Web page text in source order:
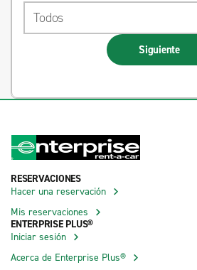
Todos
Siguiente
RESERVACIONES
Hacer una reservación
Mis reservaciones
ENTERPRISE PLUS®
Iniciar sesión
Acerca de Enterprise Plus®